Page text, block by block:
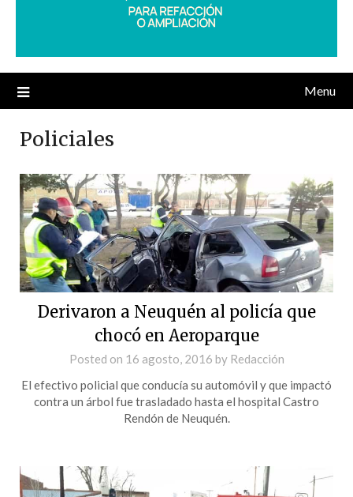
Menu
Policiales
Derivaron a Neuquén al policía que
chocó en Aeroparque
Posted on 16 agosto, 2016 by Redacción
El efectivo policial que conducía su automóvil y que impactó
contra un árbol fue trasladado hasta el hospital Castro
Rendón de Neuquén.